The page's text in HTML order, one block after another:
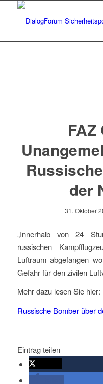
FAZ
der
31. Oktober
„Innerhalb von 24
russischen
Luftraum abgefangen
Gefahr für den zivilen
Mehr dazu lesen Sie hier:
Russische Bomber über
Eintrag teilen